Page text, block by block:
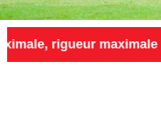
maximale et